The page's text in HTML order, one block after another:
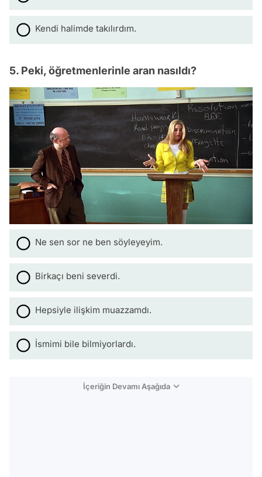
Kendi halimde takılırdım.
5. Peki, öğretmenlerinle aran nasıldı?
Ne sen sor ne ben söyleyeyim.
Birkaçı beni severdi.
Hepsiyle ilişkim muazzamdı.
İsmimi bile bilmiyorlardı.
İçeriğin Devamı Aşağıda